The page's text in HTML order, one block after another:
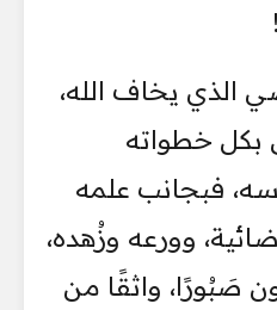
الذي يخاف الله،
بكل خطواته
فبجانب علمه
وورعه وزُهده،
صَبُورًا، واثقًا من